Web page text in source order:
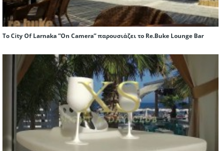
To City Of Larnaka ”On Camera” παρουσιάζει το Re.Buke Lounge Bar